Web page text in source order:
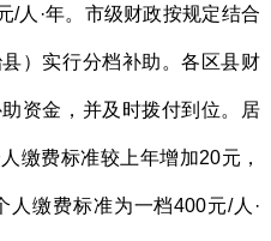
/人·年。市级财政按规定结合
）实行分档补助。各区县财
资金，并及时拨付到位。居
缴费标准较上年增加20元，
缴费标准为一档400元/人·